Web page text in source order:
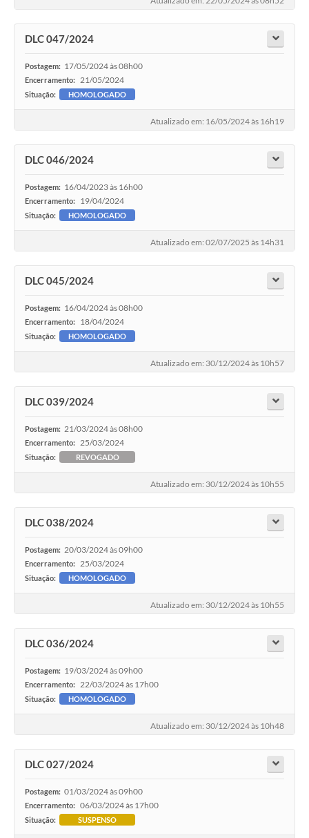
DLC 047/2024
Postagem: 17/05/2024 às 08h00
Encerramento: 21/05/2024
Situação: HOMOLOGADO
Atualizado em: 16/05/2024 às 16h19
DLC 046/2024
Postagem: 16/04/2023 às 16h00
Encerramento: 19/04/2024
Situação: HOMOLOGADO
Atualizado em: 02/07/2025 às 14h31
DLC 045/2024
Postagem: 16/04/2024 às 08h00
Encerramento: 18/04/2024
Situação: HOMOLOGADO
Atualizado em: 30/12/2024 às 10h57
DLC 039/2024
Postagem: 21/03/2024 às 08h00
Encerramento: 25/03/2024
Situação: REVOGADO
Atualizado em: 30/12/2024 às 10h55
DLC 038/2024
Postagem: 20/03/2024 às 09h00
Encerramento: 25/03/2024
Situação: HOMOLOGADO
Atualizado em: 30/12/2024 às 10h55
DLC 036/2024
Postagem: 19/03/2024 às 09h00
Encerramento: 22/03/2024 às 17h00
Situação: HOMOLOGADO
Atualizado em: 30/12/2024 às 10h48
DLC 027/2024
Postagem: 01/03/2024 às 09h00
Encerramento: 06/03/2024 às 17h00
Situação: SUSPENSO